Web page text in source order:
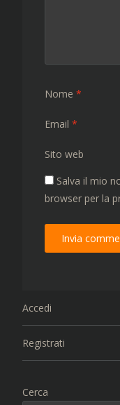
Nome *
Email *
Sito web
Salva il mio
browser per la
Accedi
Registrati
Cerca